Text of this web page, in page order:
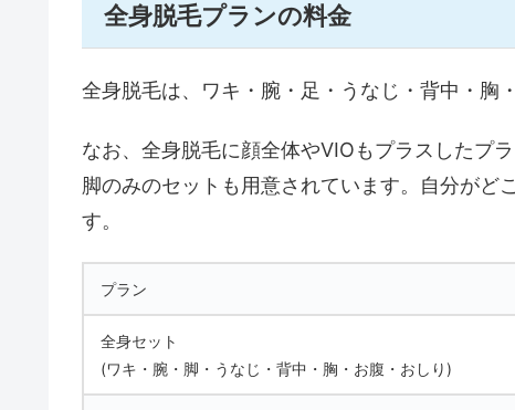
全身脱毛プランの料金
全身脱毛は、ワキ・腕・足・うなじ・背中・胸
なお、全身脱毛に顔全体やVIOもプラスしたプ
脚のみのセットも用意されています。自分がど
す。
プラン
全身セット
(ワキ・腕・脚・うなじ・背中・胸・お腹・おしり)